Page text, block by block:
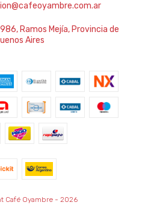
Ramos Mejía, Provincia de
Aires
Café Oyambre - 2026